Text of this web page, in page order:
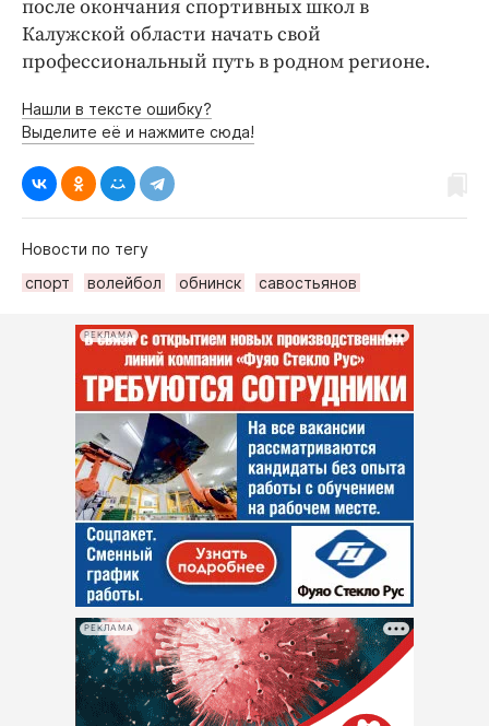
после окончания спортивных школ в
Калужской области начать свой
профессиональный путь в родном регионе.
Нашли в тексте ошибку?
Выделите её и нажмите сюда!
Новости по тегу
спорт
волейбол обнинск савостьянов
РЕКЛАМА
РЕКЛАМА